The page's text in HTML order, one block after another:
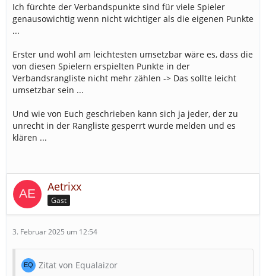
Ich fürchte der Verbandspunkte sind für viele Spieler
genausowichtig wenn nicht wichtiger als die eigenen Punkte
...
Erster und wohl am leichtesten umsetzbar wäre es, dass die
von diesen Spielern erspielten Punkte in der
Verbandsrangliste nicht mehr zählen -> Das sollte leicht
umsetzbar sein ...
Und wie von Euch geschrieben kann sich ja jeder, der zu
unrecht in der Rangliste gesperrt wurde melden und es
klären ...
Aetrixx
Gast
3. Februar 2025 um 12:54
Zitat von Equalaizor